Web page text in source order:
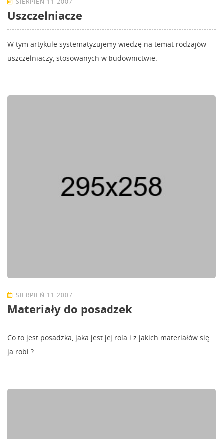
SIERPIEŃ 11 2007
Uszczelniacze
W tym artykule systematyzujemy wiedzę na temat rodzajów
uszczelniaczy, stosowanych w budownictwie.
SIERPIEŃ 11 2007
Materiały do posadzek
Co to jest posadzka, jaka jest jej rola i z jakich materiałów się
ja robi ?